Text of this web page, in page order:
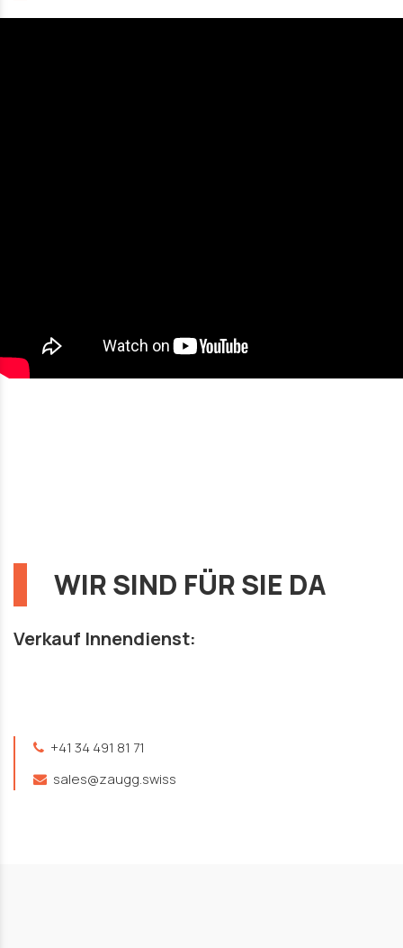
WIR SIND FÜR SIE DA
Verkauf Innendienst:
+41 34 491 81 71
sales@zaugg.swiss